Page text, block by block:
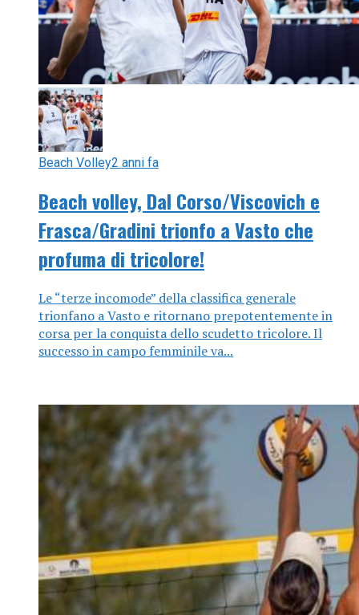
Beach Volley2 anni fa
Beach volley, Dal Corso/Viscovich e
Frasca/Gradini trionfo a Vasto che
profuma di tricolore!
Le “terze incomode” della classifica generale
trionfano a Vasto e ritornano prepotentemente in
corsa per la conquista dello scudetto tricolore. Il
successo in campo femminile va...